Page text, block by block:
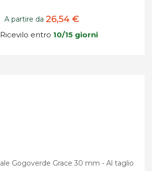
A partire da 26,54 €
Ricevilo entro 10/15 giorni